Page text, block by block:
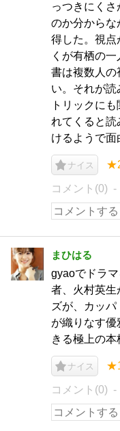
っつきにく
のか分からな
得した。視点
くが有栖の
書は複数人の
い。それが読
トリックに
れてくると読
けるようで面
ナイス
コメント(0)
まひはる
gyaoでドラ
者、火村英生
ズが、カッ
が織りなす
きる極上の本
ナイス
コメント(0)